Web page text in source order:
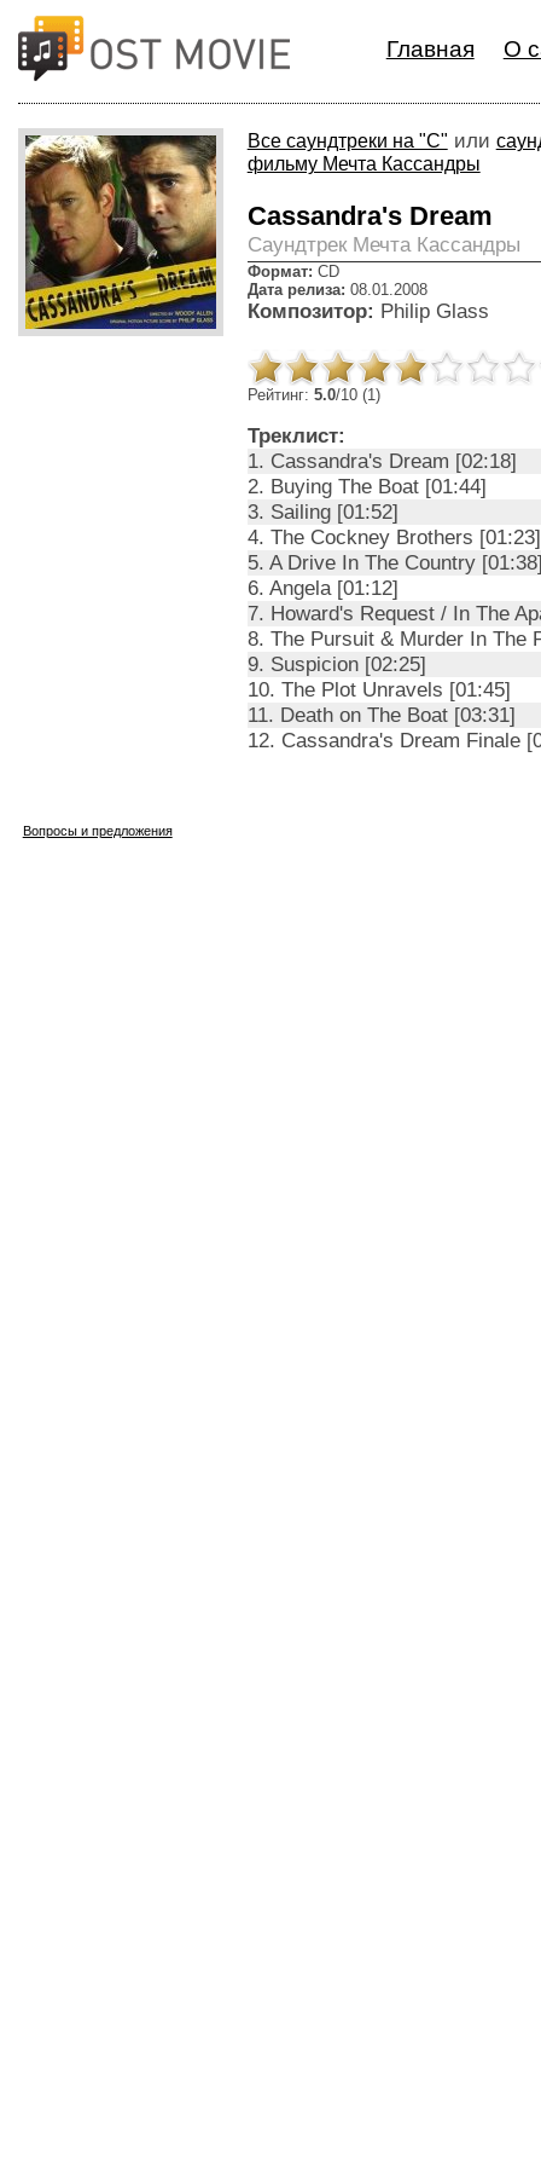
Главная О
Все саундтреки на "C" или
фильму Мечта Кассандры
Cassandra's Dream
Cаундтрек Мечта Кассандры
Формат: CD
Дата релиза: 08.01.2008
Композитор: Philip Glass
Рейтинг: 5.0/10 (1)
Треклист:
1. Cassandra's Dream [02:18]
2. Buying The Boat [01:44]
3. Sailing [01:52]
4. The Cockney Brothers [01:23]
5. A Drive In The Country
6. Angela [01:12]
7. Howard's Request / In The
8. The Pursuit & Murder In The
9. Suspicion [02:25]
10. The Plot Unravels [01:45]
11. Death on The Boat [03:31]
12. Cassandra's Dream Finale
Вопросы и предложения